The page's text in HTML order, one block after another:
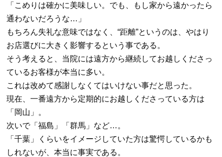
「こめりは確かに美味しい。でも、もし家から遠かったら
通わないだろうな… 」
もちろん失礼な意味ではなく、“距離”というのは、やはり
お店選びに大きく影響するという事である。
そう考えると、当院には遠方から継続してお越しくださっ
ているお客様が本当に多い。
これは改めて感謝しなくてはいけない事だと思った。
現在、一番遠方から定期的にお越しくださっている方は
「岡山」。
次いで「福島」「群馬」など… 。
「千葉」くらいをイメージしていた方は驚愕しているかも
しれないが、本当に事実である。